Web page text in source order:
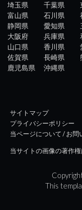
埼玉県
千葉県
富山県
石川県
静岡県
愛知県
大阪府
兵庫県
山口県
香川県
佐賀県
長崎県
鹿児島県
沖縄県
サイトマップ
プライバシーポリシー
当ページについて / お問
当サイトの画像の著作権
This